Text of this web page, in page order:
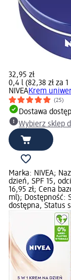
32,95 zł
0,4 l (82,38 zł za 1
NIVEAKrem
(25)
Dostawa
Wybierz sklep
Marka: NIVEA;
dzień, SPF 15,
16,95 zł; Cena
ml); Dostępność:
dostępna, Status